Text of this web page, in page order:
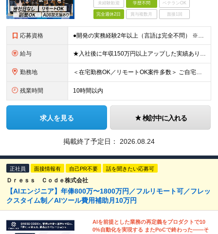
未経験歓迎 学歴不問 ベテランOK
完全週休2日 賞与複数月 面接1回
応募資格 ●開発の実務経験2年以上（言語は完全不問） ※学歴不問 ★フリーランスから正社員への転向を検討中の方も大歓迎！ 案件の単価をはじめ、 参画期間や業務内容を事前に確認できる透明性の高い環境をご用意。
給与 ★入社後に年収150万円以上アップした実績あり ★還元率最大82％ ※交通費・会社負担分の社保も含む ※給与計算式はすべて社内で完全公開されています ■年俸：450万円〜1000万円（月1/12を支
勤務地 ＜在宅勤務OK／リモートOK案件多数＞ ご自宅、または東京都・神奈川県・千葉県・埼玉県周辺のプロジェクト先となります。 ＜本社住所＞ 東京都中央区銀座1丁目22番11号 銀座大竹ビジデンス2Ｆ
残業時間 10時間以内
求人を見る 検討中に入れる
掲載終了予定日： 2026.08.24
正社員 面接情報有 自己PR不要 話を聞きたい応募可
Ｄｒｅｓｓ Ｃｏｄｅ株式会社
【AIエンジニア】年俸800万〜1800万円／フルリモート可／フレッ
クスタイム制／AIツール費用補助月10万円
AIを前提とした業務の再定義をプロダクトで10
0%自動化を実現する またPoCで終わった——そ